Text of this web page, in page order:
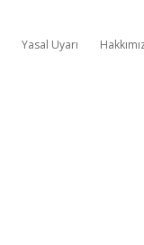
Yasal Uyarı